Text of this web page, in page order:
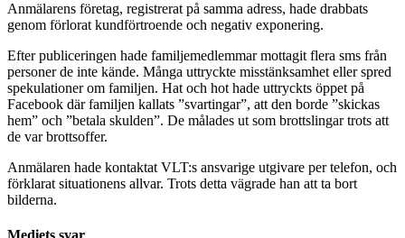
Anmälarens företag, registrerat på samma adress, hade drabbats
genom förlorat kundförtroende och negativ exponering.
Efter publiceringen hade familjemedlemmar mottagit flera sms från
personer de inte kände. Många uttryckte misstänksamhet eller spred
spekulationer om familjen. Hat och hot hade uttryckts öppet på
Facebook där familjen kallats ”svartingar”, att den borde ”skickas
hem” och ”betala skulden”. De målades ut som brottslingar trots att
de var brottsoffer.
Anmälaren hade kontaktat VLT:s ansvarige utgivare per telefon, och
förklarat situationens allvar. Trots detta vägrade han att ta bort
bilderna.